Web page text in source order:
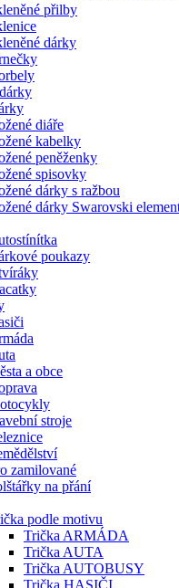
přilby
dárky
diáře
kabelky
peněženky
spisovky
dárky s ražbou
dárky Swarovski
poukazy
a obce
stroje
zamilované
na přání
podle motivu
Trička ARMÁDA
Trička AUTA
Trička AUTOBUSY
Trička HASIČI